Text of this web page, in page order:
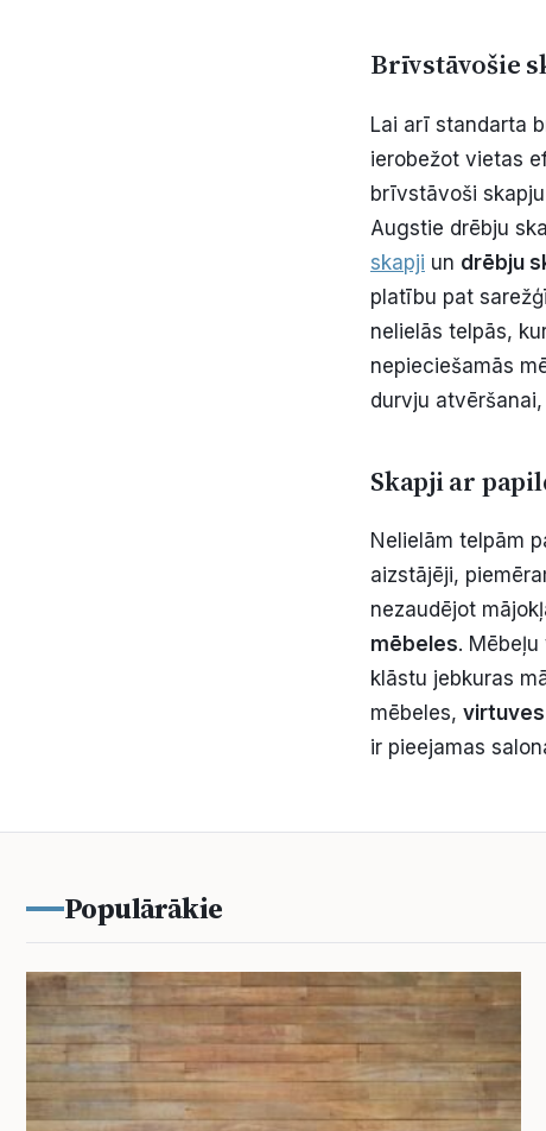
Brīvstāvošie
Lai arī standarta
ierobežot vietas
brīvstāvoši
Augstie drēbju
skapji un drēbju
platību pat
nelielās telpās,
nepieciešamās
durvju
Skapji ar
Nelielām telpām
aizstājēji,
nezaudējot
mēbeles.
klāstu jebkuras
mēbeles,
ir pieejamas
Populārākie